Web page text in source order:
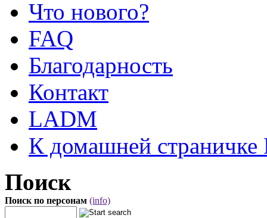
Что нового?
FAQ
Благодарность
Контакт
LADM
К домашней страничке
Поиск
Поиск по персонам (info)